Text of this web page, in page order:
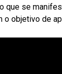
que se
o objetivo de